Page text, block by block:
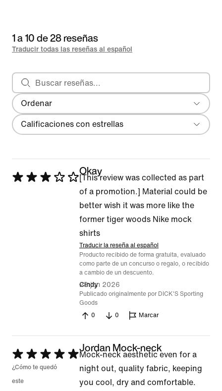
1 a 10 de 28 reseñas
Traducir todas las reseñas al español
Ordenar
Más reciente
Buscar reseñas
Filtro
Calificaciones con estrellas
Se
Okay
[This review was collected as part
of a promotion.] Material could be
better wish it was more like the
former tiger woods Nike mock
shirts
Traducir la reseña al español
Producto recibido de forma gratuita, evaluado
como parte de un concurso o regalo, o recibido
a cambio de un descuento.
Cindy
23 jun 2026
Publicado originalmente por DICK'S Sporting
Goods
0
0 Marcar
Se
calificó
con
¿Cómo te quedó
este
Jordan Mock-neck
Mock-neck aesthetic even for a
night out, quality fabric, keeping
you cool, dry and comfortable.